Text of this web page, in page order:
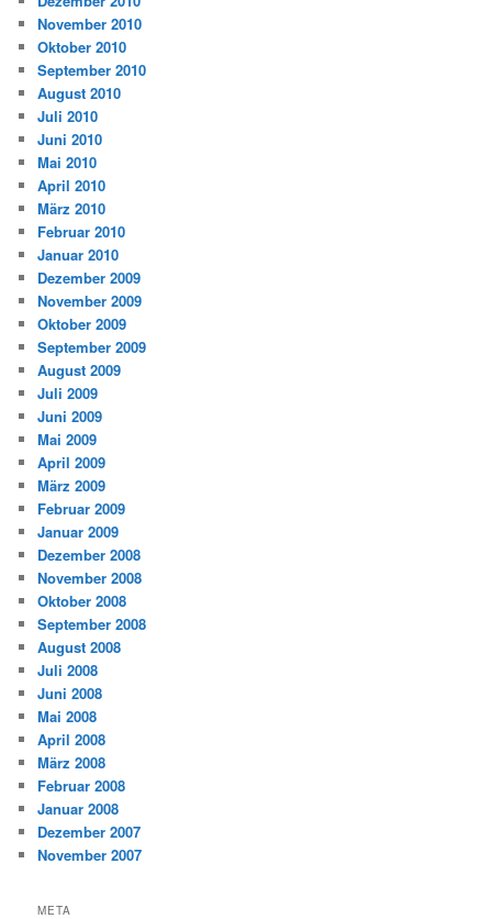
November 2010
Oktober 2010
September 2010
August 2010
Juli 2010
Juni 2010
Mai 2010
April 2010
März 2010
Februar 2010
Januar 2010
Dezember 2009
November 2009
Oktober 2009
September 2009
August 2009
Juli 2009
Juni 2009
Mai 2009
April 2009
März 2009
Februar 2009
Januar 2009
Dezember 2008
November 2008
Oktober 2008
September 2008
August 2008
Juli 2008
Juni 2008
Mai 2008
April 2008
März 2008
Februar 2008
Januar 2008
Dezember 2007
November 2007
META